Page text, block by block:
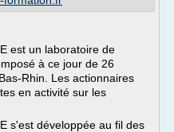
est un laboratoire de
à ce jour de 26
Rhin. Les actionnaires
en activité sur les
s'est développée au fil des